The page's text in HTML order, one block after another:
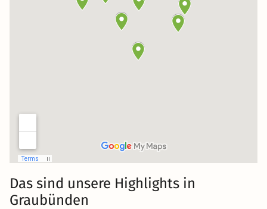
Das sind unsere Highlights in
Graubünden